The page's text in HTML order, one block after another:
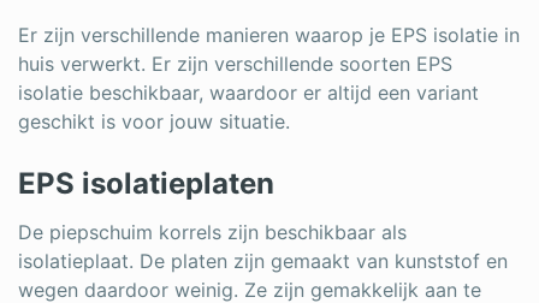
Er zijn verschillende manieren waarop je EPS isolatie in
huis verwerkt. Er zijn verschillende soorten EPS
isolatie beschikbaar, waardoor er altijd een variant
geschikt is voor jouw situatie.
EPS isolatieplaten
De piepschuim korrels zijn beschikbaar als
isolatieplaat. De platen zijn gemaakt van kunststof en
wegen daardoor weinig. Ze zijn gemakkelijk aan te